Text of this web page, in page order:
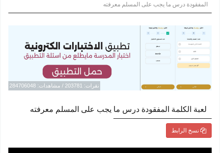
المفقودة درس ما يجب على المسلم معرفته
نقرات: 203781 / مشاهدات: 284706048
لعبة الكلمة المفقودة درس ما يجب على المسلم معرفته
نسخ الرابط